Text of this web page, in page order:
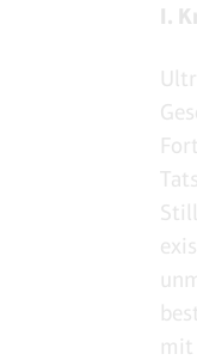
I.
mit